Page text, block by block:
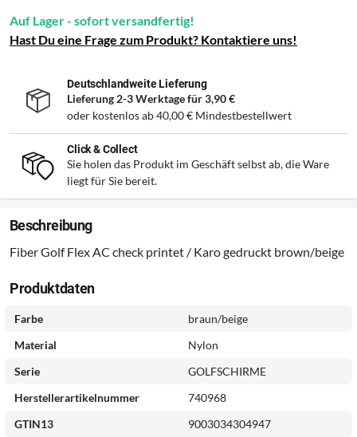
Auf Lager - sofort versandfertig!
Hast Du eine Frage zum Produkt? Kontaktiere uns!
Deutschlandweite Lieferung
Lieferung 2-3 Werktage für3,90 €
oder kostenlos ab40,00 € Mindestbestellwert
Click & Collect
Sie holen das Produkt im Geschäft selbst ab, die Ware
liegt für Sie bereit.
Beschreibung
Fiber Golf Flex AC check printet / Karo gedruckt brown/beige
Produktdaten
Farbe
braun/beige
Material
Nylon
Serie
GOLFSCHIRME
Herstellerartikelnummer
740968
GTIN13
9003034304947